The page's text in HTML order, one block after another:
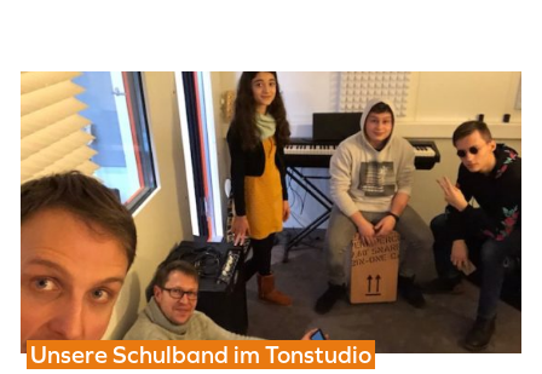
Unsere Schulband im Tonstudio